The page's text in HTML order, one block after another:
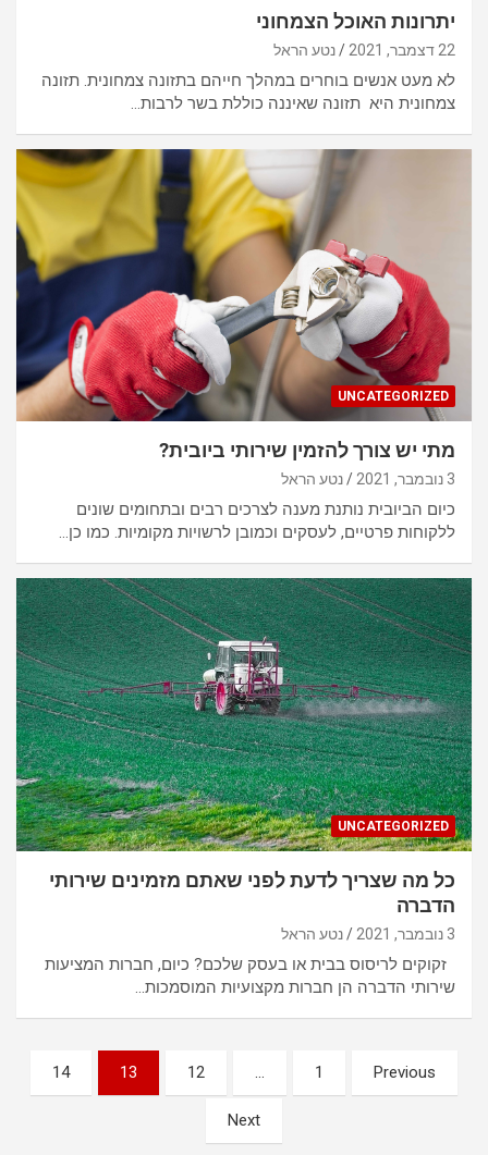
יתרונות האוכל הצמחוני
22 דצמבר, 2021 נטע הראל
לא מעט אנשים בוחרים במהלך חייהם בתזונה צמחונית. תזונה
צמחונית היא תזונה שאיננה כוללת בשר לרבות…
UNCATEGORIZED
מתי יש צורך להזמין שירותי ביובית?
3 נובמבר, 2021 נטע הראל
כיום הביובית נותנת מענה לצרכים רבים ובתחומים שונים
ללקוחות פרטיים, לעסקים וכמובן לרשויות מקומיות. כמו כן…
UNCATEGORIZED
כל מה שצריך לדעת לפני שאתם מזמינים שירותי
הדברה
3 נובמבר, 2021 נטע הראל
זקוקים לריסוס בבית או בעסק שלכם? כיום, חברות המציעות
שירותי הדברה הן חברות מקצועיות המוסמכות…
Previous
1
…
12
13
14
Next